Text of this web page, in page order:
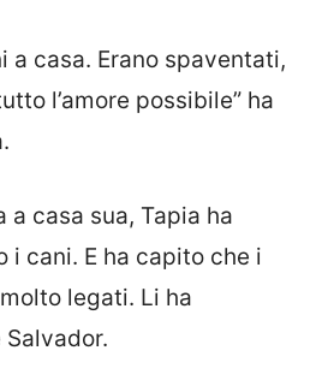
a casa. Erano spaventati,
l’amore possibile” ha
a casa sua, Tapia ha
i cani. E ha capito che i
legati. Li ha